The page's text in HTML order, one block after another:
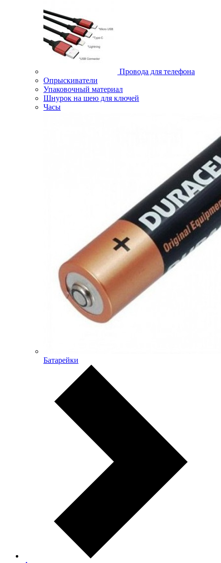
Провода для телефона
Опрыскиватели
Упаковочный материал
Шнурок на шею для ключей
Часы
Батарейки